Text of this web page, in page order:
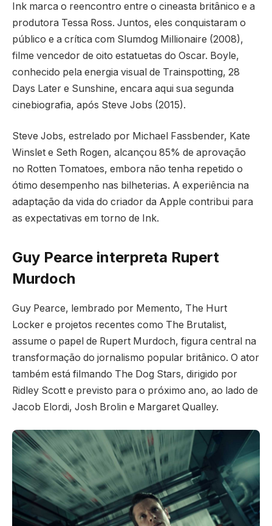
Ink marca o reencontro entre o cineasta britânico e a
produtora Tessa Ross. Juntos, eles conquistaram o
público e a crítica com Slumdog Millionaire (2008),
filme vencedor de oito estatuetas do Oscar. Boyle,
conhecido pela energia visual de Trainspotting, 28
Days Later e Sunshine, encara aqui sua segunda
cinebiografia, após Steve Jobs (2015).
Steve Jobs, estrelado por Michael Fassbender, Kate
Winslet e Seth Rogen, alcançou 85% de aprovação
no Rotten Tomatoes, embora não tenha repetido o
ótimo desempenho nas bilheterias. A experiência na
adaptação da vida do criador da Apple contribui para
as expectativas em torno de Ink.
Guy Pearce interpreta Rupert
Murdoch
Guy Pearce, lembrado por Memento, The Hurt
Locker e projetos recentes como The Brutalist,
assume o papel de Rupert Murdoch, figura central na
transformação do jornalismo popular britânico. O ator
também está filmando The Dog Stars, dirigido por
Ridley Scott e previsto para o próximo ano, ao lado de
Jacob Elordi, Josh Brolin e Margaret Qualley.